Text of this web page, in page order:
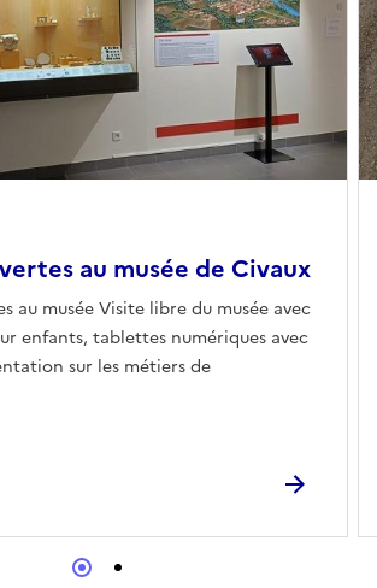
au musée de Civaux
au musée Visite libre du musée avec
enfants, tablettes numériques avec
sur les métiers de